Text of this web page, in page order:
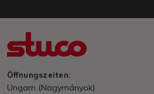
Öffnungszeiten:
Ungarn (Nagymányok)